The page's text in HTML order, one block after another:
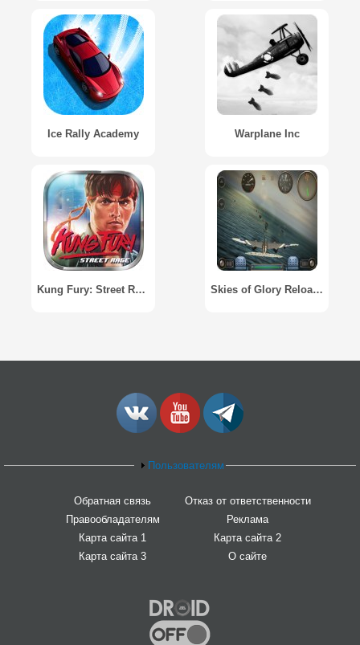
Ice Rally Academy Warplane Inc
Kung Fury: Street Rage Skies of Glory Reloaded
Пользователям
Обратная связь
Отказ от ответственности
Правообладателям
Реклама
Карта сайта 1
Карта сайта 2
Карта сайта 3
О сайте